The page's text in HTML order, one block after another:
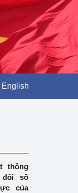
English
thông
đổi số
của